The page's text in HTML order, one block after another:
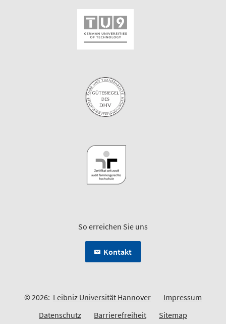
So erreichen Sie uns
Kontakt
© 2026: Leibniz Universität Hannover
Impressum
Datenschutz
Barrierefreiheit Sitemap